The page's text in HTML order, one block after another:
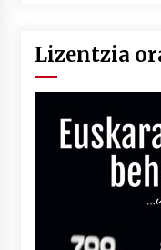
Lizentzia